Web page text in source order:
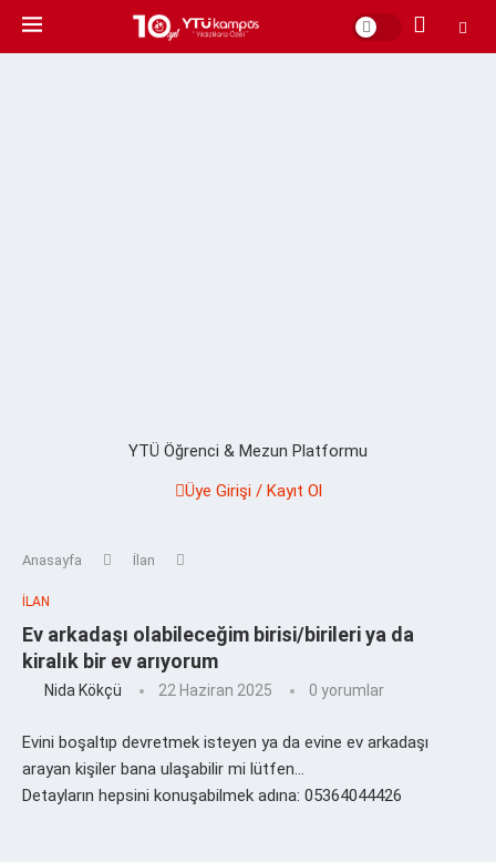
YTÜ Öğrenci & Mezun Platformu
Üye Girişi / Kayıt Ol
Anasayfa İlan
İLAN
Ev arkadaşı olabileceğim birisi/birileri ya da
kiralık bir ev arıyorum
Nida Kökçü 22 Haziran 2025 0 yorumlar
Evini boşaltıp devretmek isteyen ya da evine ev arkadaşı
arayan kişiler bana ulaşabilir mi lütfen…
Detayların hepsini konuşabilmek adına: 05364044426